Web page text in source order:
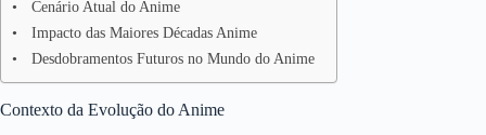
Cenário Atual do Anime
Impacto das Maiores Décadas Anime
Desdobramentos Futuros no Mundo do Anime
Contexto da Evolução do Anime